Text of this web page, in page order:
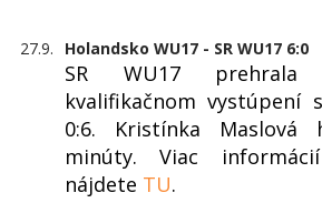
27.9. Holandsko WU17 - SR WU17 6:0
SR WU17
kvalifikačnom vystúpení
0:6. Kristínka Maslová
minúty. Viac
nájdete TU.